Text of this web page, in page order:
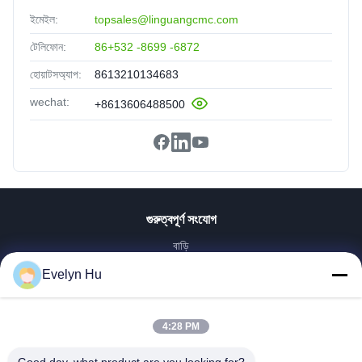
ইমেইল: topsales@linguangcmc.com
টেলিফোন: 86+532 -8699 -6872
হোয়াটসঅ্যাপ: 8613210134683
wechat: +8613606488500
গুরুত্বপূর্ণ সংযোগ
বাড়ি
কারখানা ভ্রমণ
Evelyn Hu
4:28 PM